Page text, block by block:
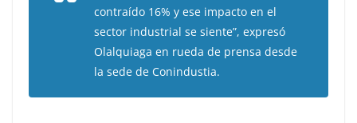
contraído 16% y ese impacto en el
sector industrial se siente”, expresó
Olalquiaga en rueda de prensa desde
la sede de Conindustia.